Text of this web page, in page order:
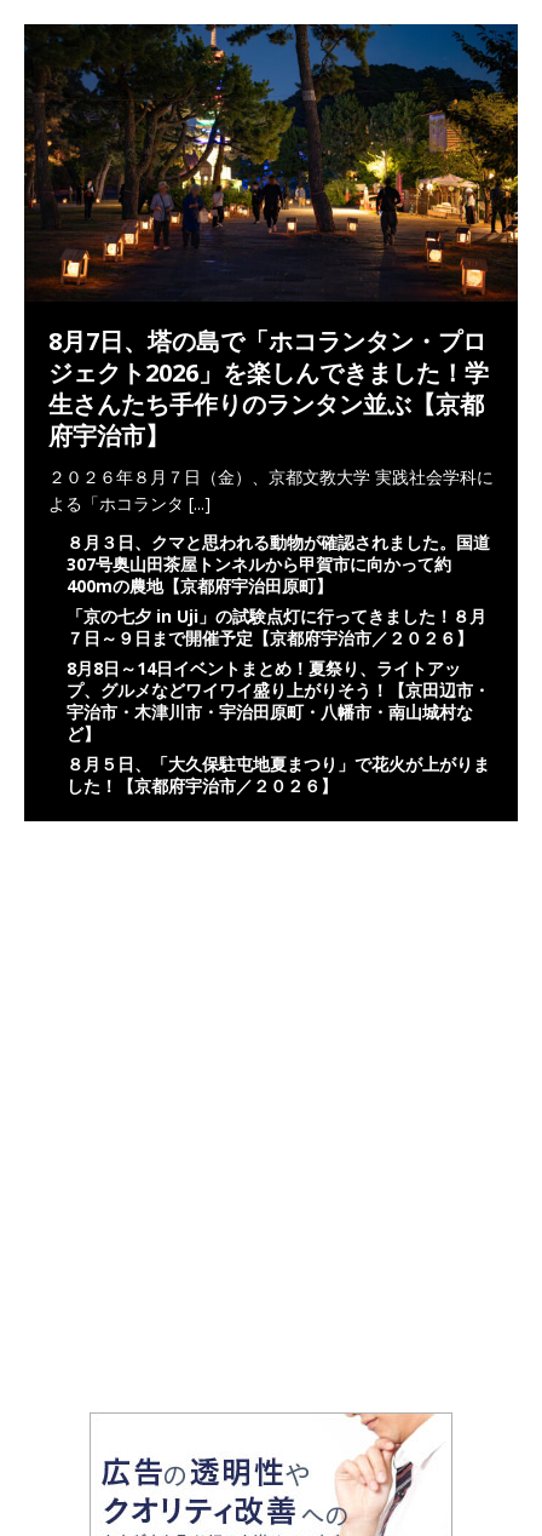
8月7日、塔の島で「ホコランタン・プロ
ジェクト2026」を楽しんできました！学
生さんたち手作りのランタン並ぶ【京都
府宇治市】
２０２６年８月７日（金）、京都文教大学 実践社会学科に
よる「ホコランタ [...]
８月３日、クマと思われる動物が確認されました。国道
307号奥山田茶屋トンネルから甲賀市に向かって約
400mの農地【京都府宇治田原町】
「京の七夕 in Uji」の試験点灯に行ってきました！８月
７日～９日まで開催予定【京都府宇治市／２０２６】
8月8日～14日イベントまとめ！夏祭り、ライトアッ
プ、グルメなどワイワイ盛り上がりそう！【京田辺市・
宇治市・木津川市・宇治田原町・八幡市・南山城村な
ど】
８月５日、「大久保駐屯地夏まつり」で花火が上がりま
した！【京都府宇治市／２０２６】